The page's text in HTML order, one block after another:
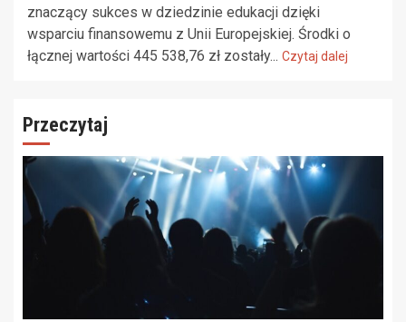
znaczący sukces w dziedzinie edukacji dzięki
wsparciu finansowemu z Unii Europejskiej. Środki o
łącznej wartości 445 538,76 zł zostały... Czytaj dalej
Przeczytaj